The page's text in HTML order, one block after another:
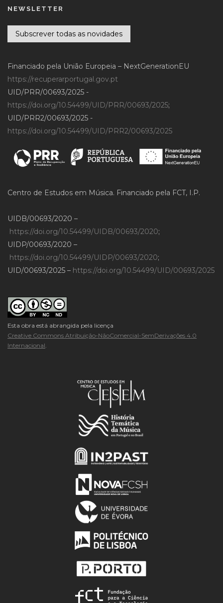
NEWSLETTER
Subscrever todas as novidades
Financiado pela União Europeia – NextGenerationEU
https://recuperarportugal.gov.pt
UID/PRR/00693/2025 -
https://doi.org/10.54499/UID/PRR/00693/2025;
UID/PRR2/00693/2025 -
https://doi.org/10.54499/UID/PRR2/00693/2025
Centro de Estudos em Música. Financiado pela FCT, I.P.
UIDB/00693/2020 –
https://doi.org/10.54499/UIDB/00693/2020;
UIDP/00693/2020 –
https://doi.org/10.54499/UIDP/00693/2020;
UID/00693/2025 – https://doi.org/10.54499/UID/00693/2025
Esta obra está abrangida pela licença
Creative Commons Atribuição-NãoComercial-SemDerivações 4.0
Internacional